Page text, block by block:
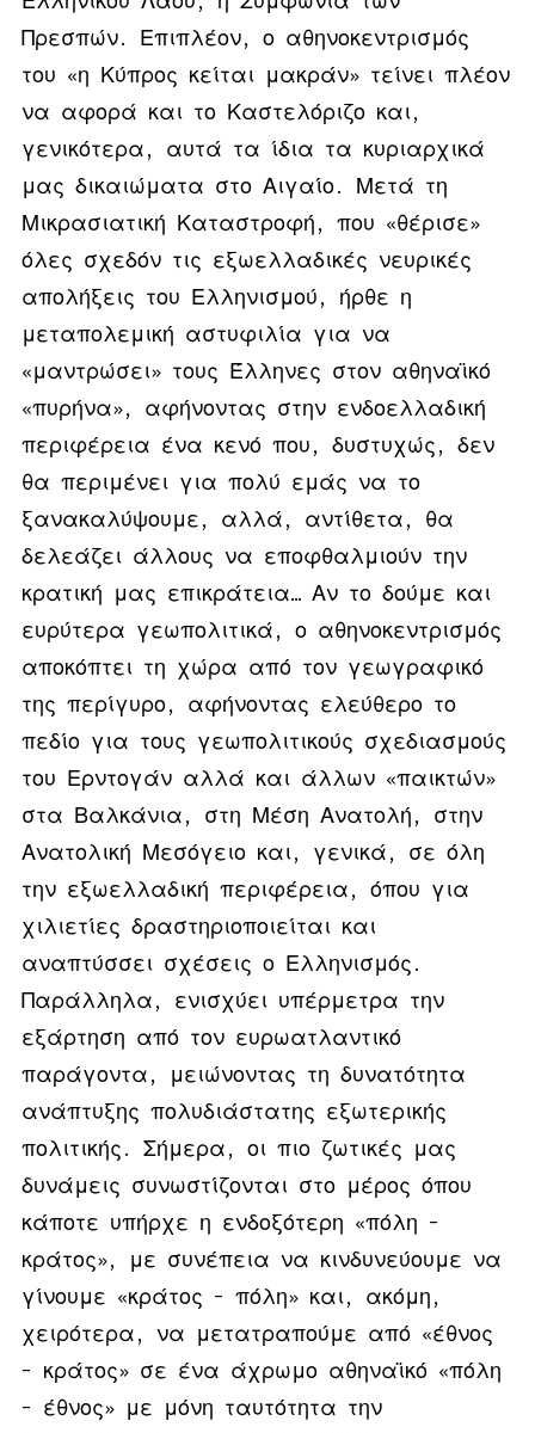
Πρεσπών.
Επιπλέον, ο αθηνοκεντρισμός
του «η Κύπρος κείται μακράν» τείνει πλέον
να αφορά και το Καστελόριζο και,
γενικότερα, αυτά τα ίδια τα κυριαρχικά
μας δικαιώματα στο Αιγαίο. Μετά τη
Μικρασιατική Καταστροφή, που «θέρισε»
όλες σχεδόν τις εξωελλαδικές νευρικές
απολήξεις του Ελληνισμού, ήρθε η
μεταπολεμική αστυφιλία για να
«μαντρώσει» τους Έλληνες στον αθηναϊκό
«πυρήνα», αφήνοντας στην ενδοελλαδική
περιφέρεια ένα κενό που, δυστυχώς, δεν
θα περιμένει για πολύ εμάς να το
ξανακαλύψουμε, αλλά, αντίθετα, θα
δελεάζει άλλους να εποφθαλμιούν την
κρατική μας επικράτεια… Αν το δούμε και
ευρύτερα γεωπολιτικά, ο αθηνοκεντρισμός
αποκόπτει τη χώρα από τον γεωγραφικό
της περίγυρο, αφήνοντας ελεύθερο το
πεδίο για τους γεωπολιτικούς σχεδιασμούς
του Ερντογάν αλλά και άλλων «παικτών»
στα Βαλκάνια, στη Μέση Ανατολή, στην
Ανατολική Μεσόγειο και, γενικά, σε όλη
την εξωελλαδική περιφέρεια, όπου για
χιλιετίες δραστηριοποιείται και
αναπτύσσει σχέσεις ο Ελληνισμός.
Παράλληλα, ενισχύει υπέρμετρα την
εξάρτηση από τον ευρωατλαντικό
παράγοντα, μειώνοντας τη δυνατότητα
ανάπτυξης πολυδιάστατης εξωτερικής
πολιτικής. Σήμερα, οι πιο ζωτικές μας
δυνάμεις συνωστίζονται στο μέρος όπου
κάποτε υπήρχε η ενδοξότερη «πόλη –
κράτος», με συνέπεια να κινδυνεύουμε να
γίνουμε «κράτος – πόλη» και, ακόμη,
χειρότερα, να μετατραπούμε από «έθνος
– κράτος» σε ένα άχρωμο αθηναϊκό «πόλη
– έθνος» με μόνη ταυτότητα την